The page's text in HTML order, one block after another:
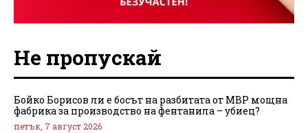
Не пропускай
Бойко Борисов ли е босът на разбитата от МВР мощна
фабрика за производство на фентанила – убиец?
петък, 7 август 2026